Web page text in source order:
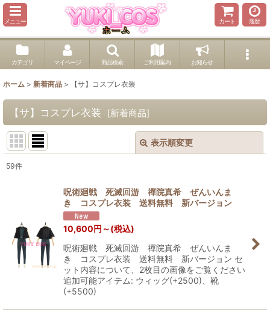
メニュー カート 履歴
カテゴリ マイページ 商品検索 ご利用案内 お知らせ
ホーム > 新着商品 > 【サ】コスプレ衣装
【サ】コスプレ衣装 [新着商品]
表示順変更
サブカテゴリ
表示数
並び順
59件
呪術廻戦 死滅回游 禪院真希 ぜんいんま
き コスプレ衣装 送料無料 新バージョン
10,600円 ～(税込)
呪術廻戦 死滅回游 禪院真希 ぜんいんま
き コスプレ衣装 送料無料 新バージョン セ
ット内容について、2枚目の画像をご覧ください
追加可能アイテム: ウィッグ(+2500)、靴
(+5500)